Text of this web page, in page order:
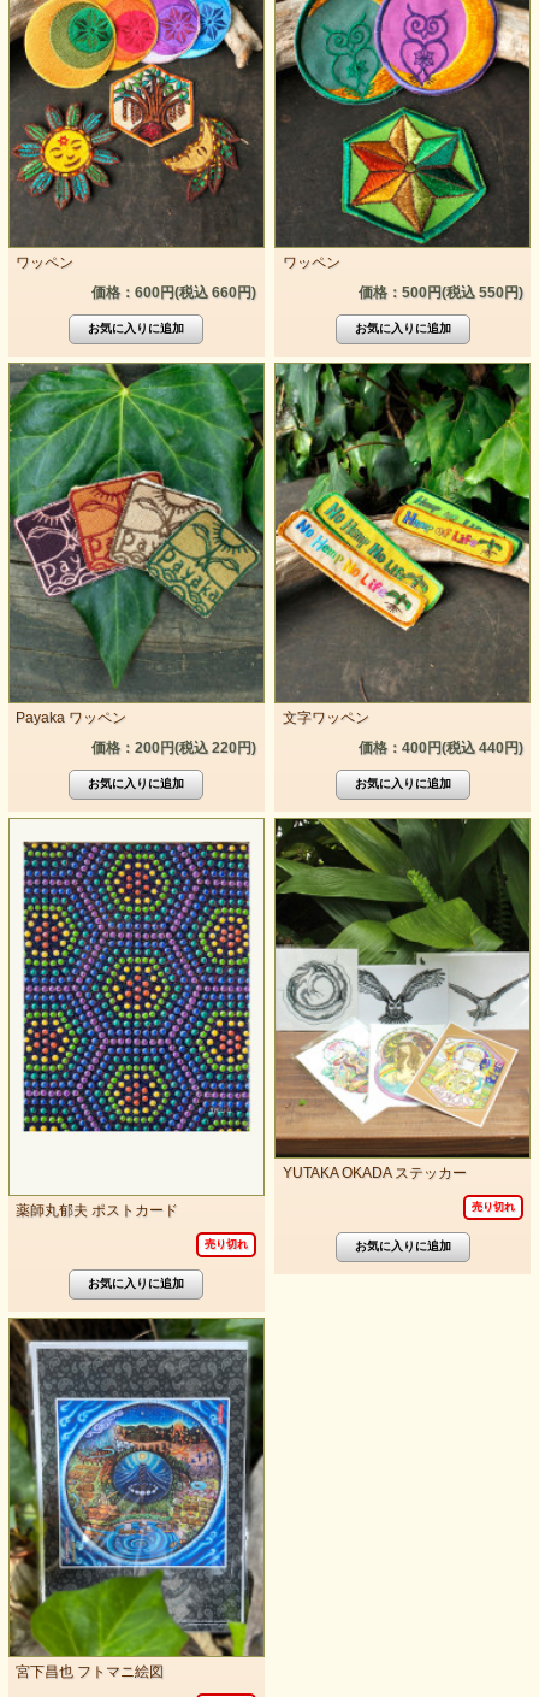
ワッペン
価格：600円(税込 660円)
ワッペン
価格：500円(税込 550円)
Payaka ワッペン
価格：200円(税込 220円)
文字ワッペン
価格：400円(税込 440円)
薬師丸郁夫 ポストカード
売り切れ
YUTAKA OKADA ステッカー
売り切れ
宮下昌也 フトマニ絵図